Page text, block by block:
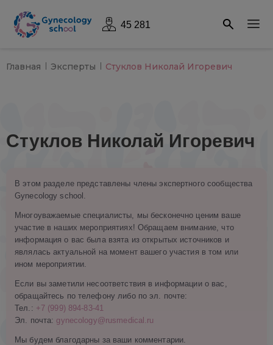
45 281
Главная Эксперты Стуклов Николай Игоревич
Стуклов Николай Игоревич
В этом разделе представлены члены экспертного сообщества
Gynecology school.
Многоуважаемые специалисты, мы бесконечно ценим ваше
участие в наших мероприятиях! Обращаем внимание, что
информация о вас была взята из открытых источников и
являлась актуальной на момент вашего участия в том или
ином мероприятии.
Если вы заметили несоответствия в информации о вас,
обращайтесь по телефону либо по эл. почте:
Тел.: +7 (999) 894-83-41
Эл. почта: gynecology@rusmedical.ru
Мы будем благодарны за ваши комментарии.